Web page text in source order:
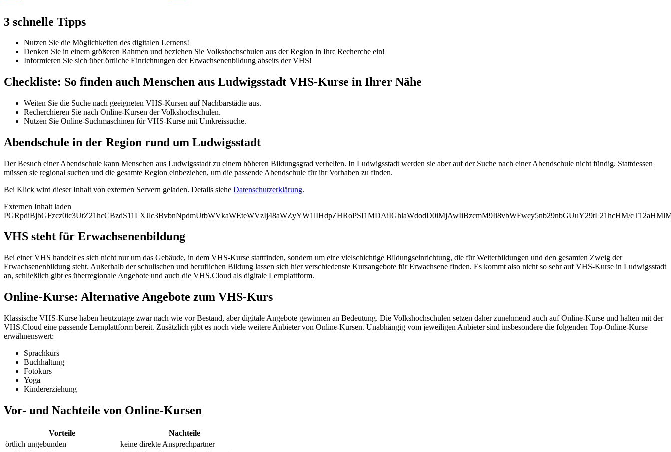
3 schnelle Tipps
Nutzen Sie die Möglichkeiten des digitalen Lernens!
Denken Sie in einem größeren Rahmen und beziehen Sie Volkshochschulen aus der Region in Ihre Recherche ein!
Informieren Sie sich über örtliche Einrichtungen der Erwachsenenbildung abseits der VHS!
Checkliste: So finden auch Menschen aus Ludwigsstadt VHS-Kurse in Ihrer Nähe
Weiten Sie die Suche nach geeigneten VHS-Kursen auf Nachbarstädte aus.
Recherchieren Sie nach Online-Kursen der Volkshochschulen.
Nutzen Sie Online-Suchmaschinen für VHS-Kurse mit Umkreissuche.
Abendschule in der Region rund um Ludwigsstadt
Der Besuch einer Abendschule kann Menschen aus Ludwigsstadt zu einem höheren Bildungsgrad verhelfen. In Ludwigsstadt werden sie aber auf der Suche nach einer Abendschule nicht fündig. Stattdessen
müssen sie regional suchen und die gesamte Region einbeziehen, um die passende Abendschule für ihr Vorhaben zu finden.
Bei Klick wird dieser Inhalt von externen Servern geladen. Details siehe Datenschutzerklärung.
Externen Inhalt laden
PGRpdiBjbGFzcz0ic3UtZ21hcCBzdS11LXJlc3BvbnNpdmUtbWVkaWEteWVzIj48aWZyYW1lIHdpZHRoPSI1MDAiIGhlaWdodD0iMjAwIiBzcmM9Ii8vbWFwcy5nb29nbGUuY29tL21hcHM/
VHS steht für Erwachsenenbildung
Bei einer VHS handelt es sich nicht nur um das Gebäude, in dem VHS-Kurse stattfinden, sondern um eine vielschichtige Bildungseinrichtung, die für Weiterbildungen und den gesamten Zweig der
Erwachsenenbildung steht. Außerhalb der schulischen und beruflichen Bildung lassen sich hier verschiedenste Kursangebote für Erwachsene finden. Es kommt also nicht so sehr auf VHS-Kurse in Ludwigsstadt
an, schließlich gibt es überregionale Angebote und auch die VHS.Cloud als digitale Lernplattform.
Online-Kurse: Alternative Angebote zum VHS-Kurs
Klassische VHS-Kurse haben heutzutage zwar nach wie vor Bestand, aber digitale Angebote gewinnen an Bedeutung. Die Volkshochschulen setzen daher zunehmend auch auf Online-Kurse und halten mit der
VHS.Cloud eine passende Lernplattform bereit. Zusätzlich gibt es noch viele weitere Anbieter von Online-Kursen. Unabhängig vom jeweiligen Anbieter sind insbesondere die folgenden Top-Online-Kurse
erwähnenswert:
Sprachkurs
Buchhaltung
Fotokurs
Yoga
Kindererziehung
Vor- und Nachteile von Online-Kursen
Vorteile
Nachteile
örtlich ungebunden
keine direkte Ansprechpartner